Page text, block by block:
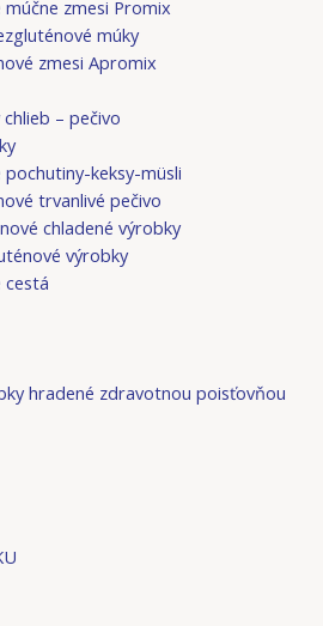
zmesi Promix
múky
zmesi Apromix
– pečivo
keksy-müsli
trvanlivé pečivo
chladené výrobky
výrobky
cestá
hradené zdravotnou poisťovňou